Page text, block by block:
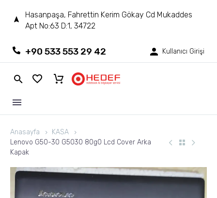
Hasanpaşa, Fahrettin Kerim Gökay Cd Mukaddes
Apt No:63 D:1, 34722
+90 533 553 29 42 Kullanıcı Girişi
Anasayfa
KASA
Lenovo G50-30 G5030 80g0 Lcd Cover Arka
Kapak